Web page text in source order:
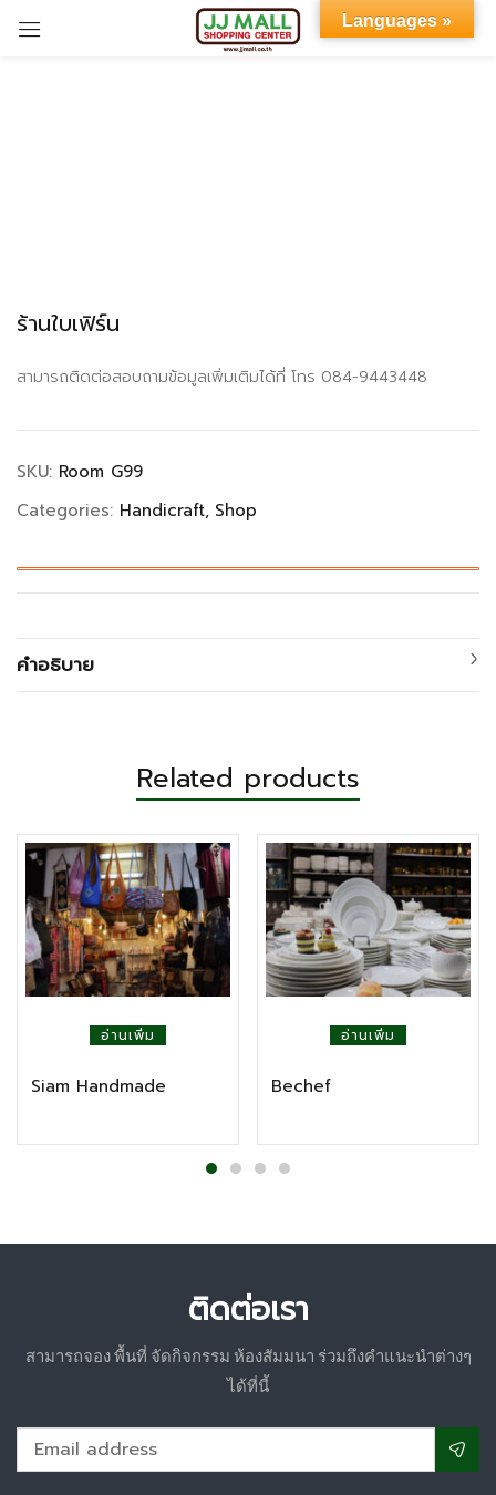
ร้านใบเฟิร์น
สามารถติดต่อสอบถามข้อมูลเพิ่มเติมได้ที่ โทร 084-9443448
SKU: Room G99
Categories: Handicraft Shop
คำอธิบาย
Related products
อ่านเพิ่ม
Siam Handmade
อ่านเพิ่ม
Bechef
ติดต่อเรา
สามารถจอง พื้นที่ จัดกิจกรรม ห้องสัมมนา ร่วมถึงคำแนะนำต่างๆ
ได้ที่นี้
Languages »
Sign in